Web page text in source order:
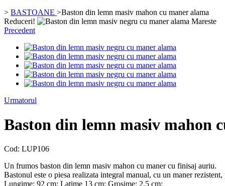
> BASTOANE >Baston din lemn masiv mahon cu maner alama
Reduceri!
Mareste
Precedent
Urmatorul
Baston din lemn masiv mahon
Cod: LUP106
Un frumos baston din lemn masiv mahon cu maner cu finisaj auriu.
Bastonul este o piesa realizata integral manual, cu un maner
Lungime: 92 cm; Latime 13 cm; Grosime: 2,5 cm;